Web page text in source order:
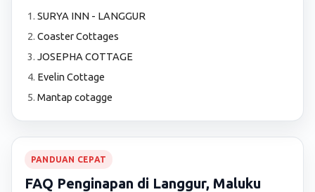
SURYA INN - LANGGUR
Coaster Cottages
JOSEPHA COTTAGE
Evelin Cottage
Mantap cotagge
PANDUAN CEPAT
FAQ Penginapan di Langgur, Maluku